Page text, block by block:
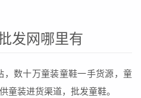
发网哪里有
，数十万童装童鞋一手货源，童
童装进货渠道，批发童鞋。